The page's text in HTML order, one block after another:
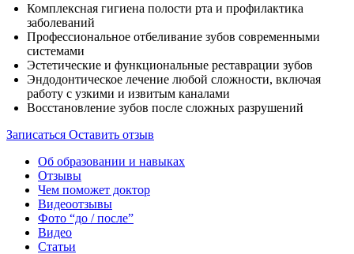
Комплексная гигиена полости рта и профилактика
заболеваний
Профессиональное отбеливание зубов современными
системами
Эстетические и функциональные реставрации зубов
Эндодонтическое лечение любой сложности, включая
работу с узкими и извитым каналами
Восстановление зубов после сложных разрушений
Записаться Оставить отзыв
Об образовании и навыках
Отзывы
Чем поможет доктор
Видеоотзывы
Фото “до / после”
Видео
Cтатьи